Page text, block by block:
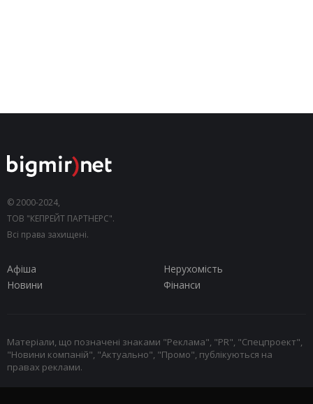
© 2000-2024,
ТОВ "КЕПРЕЙТ ПАРТНЕРС".
Всі права захищені.
Афіша
Нерухомість
Новини
Фінанси
Матеріали, що позначені знаками "Реклама", "PR", "Спецпроект",
"Новини компаній", "Актуально", "Промо", публікуються на
правах реклами.